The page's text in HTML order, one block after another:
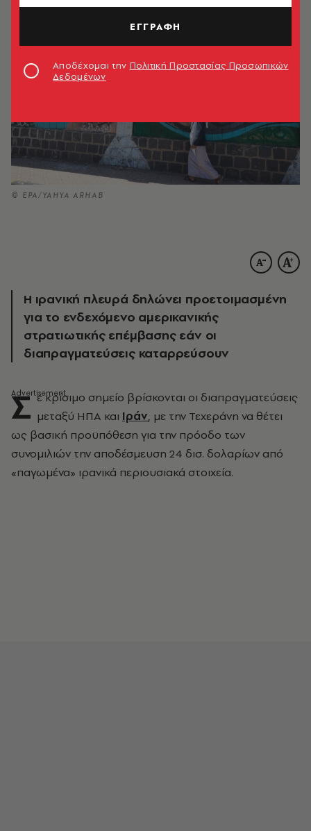
© ΕΡΑ/YAHYA ARHAB
Η ιρανική πλευρά δηλώνει προετοιμασμένη
για το ενδεχόμενο αμερικανικής
στρατιωτικής επέμβασης εάν οι
διαπραγματεύσεις καταρρεύσουν
Σ ε κρίσιμο σημείο βρίσκονται οι διαπραγματεύσεις
μεταξύ ΗΠΑ και Ιράν, με την Τεχεράνη να θέτει
ως βασική προϋπόθεση για την πρόοδο των
συνομιλιών την αποδέσμευση 24 δισ. δολαρίων από
«παγωμένα» ιρανικά περιουσιακά στοιχεία.
ΕΓΓΡΑΦΗ
Αποδέχομαι την Πολιτική Προστασίας Προσωπικών
Δεδομένων